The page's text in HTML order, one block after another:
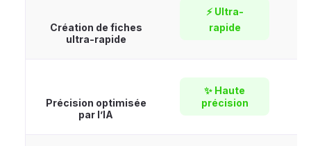
Création de fiches
ultra-rapide
⚡ Ultra-
rapide
Précision optimisée
par l’IA
✨ Haute
précision